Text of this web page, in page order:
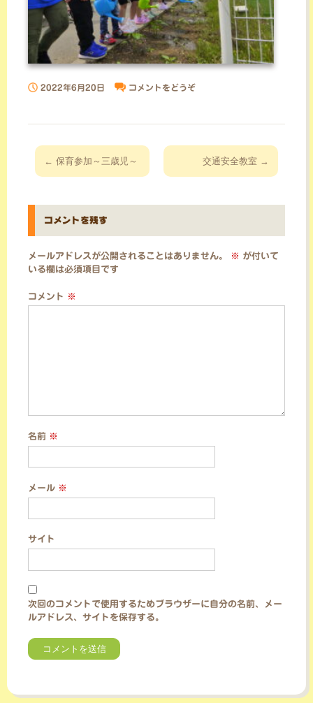
2022年6月20日 コメントをどうぞ
投
稿
ビ
ゲ
シ
ン
← 保育参加～三歳児～ 交通安全教室 →
コメントを残す
メールアドレスが公開されることはありません。 ※ が付いて
いる欄は必須項目です
コメント ※
名前 ※
メール ※
サイト
次回のコメントで使用するためブラウザーに自分の名前、メー
ルアドレス、サイトを保存する。